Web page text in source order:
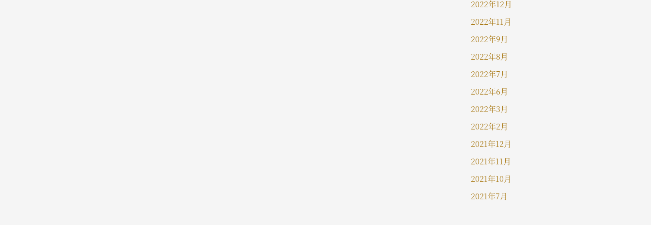
2022年12月
2022年11月
2022年9月
2022年8月
2022年7月
2022年6月
2022年3月
2022年2月
2021年12月
2021年11月
2021年10月
2021年7月